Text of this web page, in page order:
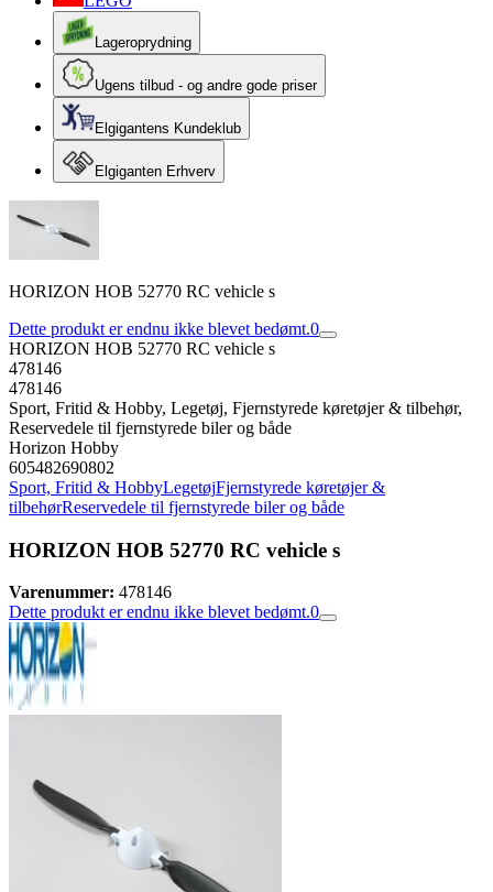
Lageroprydning
Ugens tilbud - og andre gode priser
Elgigantens Kundeklub
Elgiganten Erhverv
HORIZON HOB 52770 RC vehicle s
Dette produkt er endnu ikke blevet bedømt.0
HORIZON HOB 52770 RC vehicle s
478146
478146
Sport, Fritid & Hobby, Legetøj, Fjernstyrede køretøjer & tilbehør,
Reservedele til fjernstyrede biler og både
Horizon Hobby
605482690802
Sport, Fritid & HobbyLegetøjFjernstyrede køretøjer &
tilbehørReservedele til fjernstyrede biler og både
HORIZON HOB 52770 RC vehicle s
Varenummer: 478146
Dette produkt er endnu ikke blevet bedømt.0